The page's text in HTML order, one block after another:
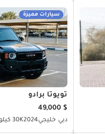
سيارات مميزة
تويوتا برادو
$ 49,000
دبي خليجي202430K كيلومتر